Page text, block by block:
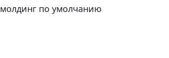
молдинг по умолчанию